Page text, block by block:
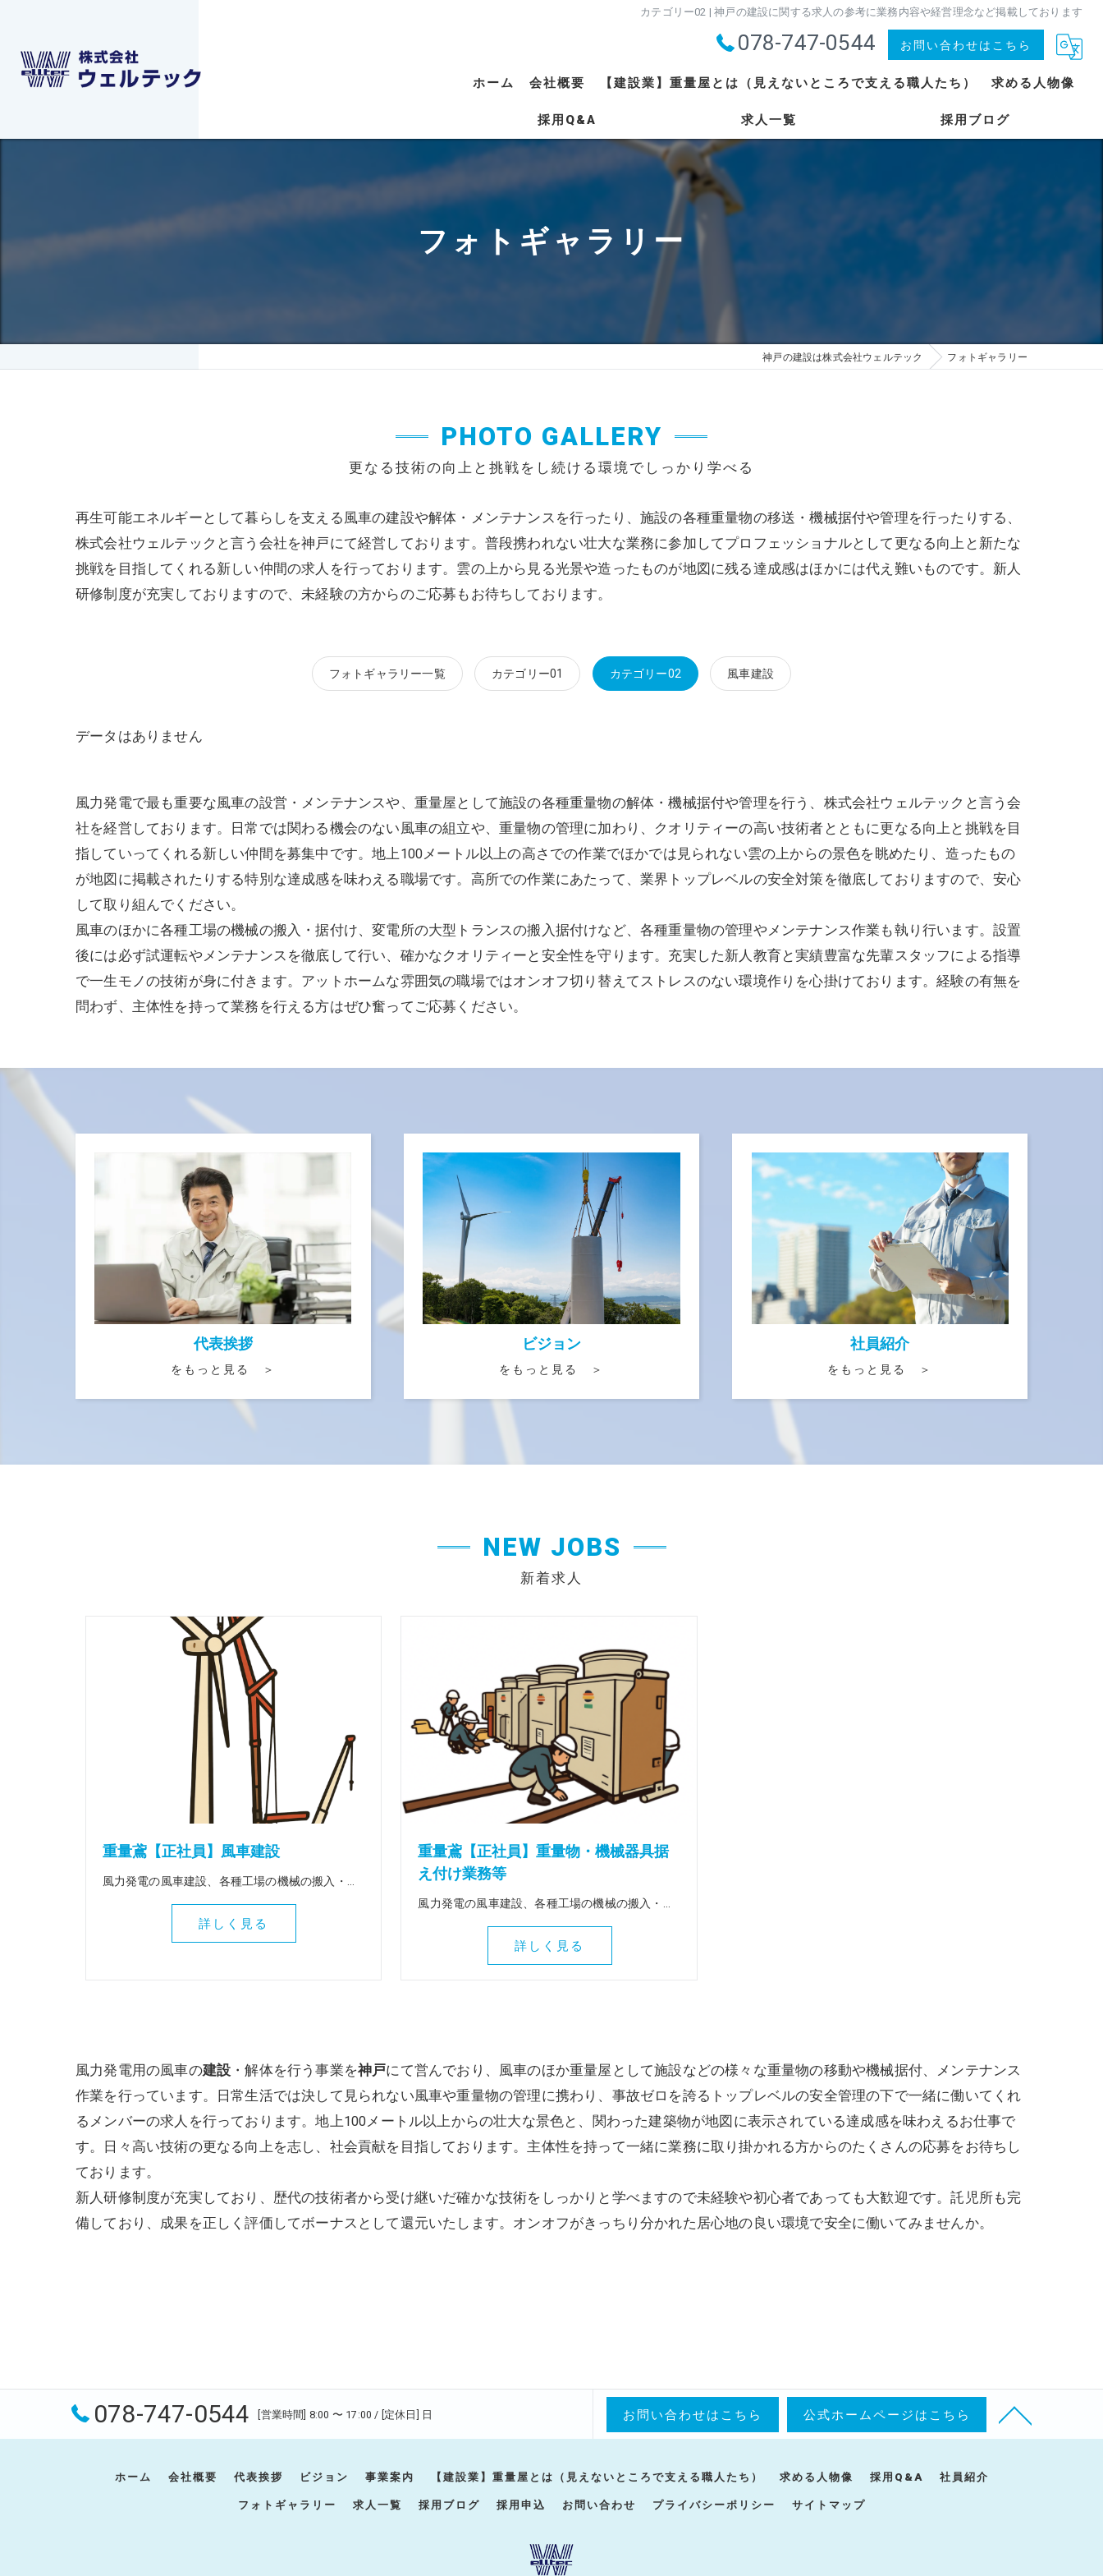
カテゴリー02 | 神戸の建設に関する求人の参考に業務内容や経営理念など掲載しております
078-747-0544 お問い合わせはこちら
ホーム 会社概要
代表挨拶
【建設業】重量屋とは（見えないところで支える職人たち） 求める人物像
採用Q&A 求人一覧 採用ブログ
フォトギャラリー
神戸の建設は株式会社ウェルテック フォトギャラリー
PHOTO GALLERY
更なる技術の向上と挑戦をし続ける環境でしっかり学べる
再生可能エネルギーとして暮らしを支える風車の建設や解体・メンテナンスを行ったり、施設の各種重量物の移送・機械据付や管理を行ったりする、
株式会社ウェルテックと言う会社を神戸にて経営しております。普段携われない壮大な業務に参加してプロフェッショナルとして更なる向上と新たな
挑戦を目指してくれる新しい仲間の求人を行っております。雲の上から見る光景や造ったものが地図に残る達成感はほかには代え難いものです。新人
研修制度が充実しておりますので、未経験の方からのご応募もお待ちしております。
フォトギャラリー一覧 カテゴリー01 カテゴリー02 風車建設
データはありません
風力発電で最も重要な風車の設営・メンテナンスや、重量屋として施設の各種重量物の解体・機械据付や管理を行う、株式会社ウェルテックと言う会
社を経営しております。日常では関わる機会のない風車の組立や、重量物の管理に加わり、クオリティーの高い技術者とともに更なる向上と挑戦を目
指していってくれる新しい仲間を募集中です。地上100メートル以上の高さでの作業でほかでは見られない雲の上からの景色を眺めたり、造ったもの
が地図に掲載されたりする特別な達成感を味わえる職場です。高所での作業にあたって、業界トップレベルの安全対策を徹底しておりますので、安心
して取り組んでください。
風車のほかに各種工場の機械の搬入・据付け、変電所の大型トランスの搬入据付けなど、各種重量物の管理やメンテナンス作業も執り行います。設置
後には必ず試運転やメンテナンスを徹底して行い、確かなクオリティーと安全性を守ります。充実した新人教育と実績豊富な先輩スタッフによる指導
で一生モノの技術が身に付きます。アットホームな雰囲気の職場ではオンオフ切り替えてストレスのない環境作りを心掛けております。経験の有無を
問わず、主体性を持って業務を行える方はぜひ奮ってご応募ください。
代表挨拶
をもっと見る ＞
ビジョン
をもっと見る ＞
社員紹介
をもっと見る ＞
新着求人
NEW JOBS
重量鳶【正社員】風車建設
詳しく見る
重量鳶【正社員】重量物・機械器具据
え付け業務等
詳しく見る
風力発電用の風車の建設 ・解体を行う事業を神戸にて営んでおり、風車のほか重量屋として施設などの様々な重量物の移動や機械据付、メンテナンス
作業を行っています。日常生活では決して見られない風車や重量物の管理に携わり、事故ゼロを誇るトップレベルの安全管理の下で一緒に働いてくれ
るメンバーの求人を行っております。地上100メートル以上からの壮大な景色と、関わった建築物が地図に表示されている達成感を味わえるお仕事で
す。日々高い技術の更なる向上を志し、社会貢献を目指しております。主体性を持って一緒に業務に取り掛かれる方からのたくさんの応募をお待ちし
ております。
新人研修制度が充実しており、歴代の技術者から受け継いだ確かな技術をしっかりと学べますので未経験や初心者であっても大歓迎です。託児所も完
備しており、成果を正しく評価してボーナスとして還元いたします。オンオフがきっちり分かれた居心地の良い環境で安全に働いてみませんか。
078-747-0544 [営業時間] 8:00 〜 17:00 / [定休日] 日 お問い合わせはこちら 公式ホームページはこちら
ホーム 会社概要 代表挨拶 ビジョン 事業案内 【建設業】重量屋とは（見えないところで支える職人たち） 求める人物像 採用Q&A 社員紹介
フォトギャラリー 求人一覧 採用ブログ 採用申込 お問い合わせ プライバシーポリシー サイトマップ